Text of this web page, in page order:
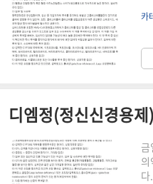
등
약
카
디엠정(정신신경용
금